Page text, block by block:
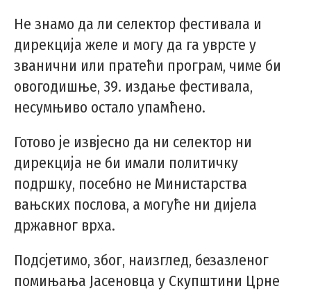
Не знамо да ли селектор фестивала и
дирекција желе и могу да га уврсте у
званични или пратећи програм, чиме би
овогодишње, 39. издање фестивала,
несумњиво остало упамћено.
Готово је извјесно да ни селектор ни
дирекција не би имали политичку
подршку, посебно не Министарства
вањских послова, а могуће ни дијела
државног врха.
Подсјетимо, због, наизглед, безазленог
помињања Јасеновца у Скупштини Црне